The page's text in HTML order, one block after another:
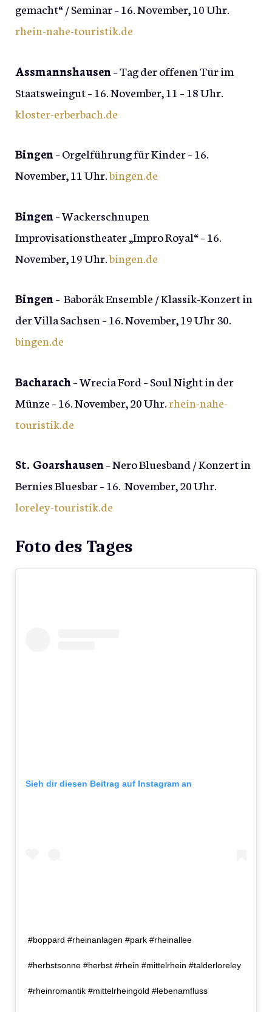
gemacht“ / Seminar – 16. November, 10 Uhr.
rhein-nahe-touristik.de
Assmannshausen– Tag der offenen Tür im
Staatsweingut – 16. November, 11 – 18 Uhr.
kloster-erberbach.de
Bingen– Orgelführung für Kinder – 16.
November, 11 Uhr.bingen.de
Bingen– Wackerschnupen
Improvisationstheater „Impro Royal“ – 16.
November, 19 Uhr.bingen.de
Bingen– Baborák Ensemble / Klassik-Konzert in
der Villa Sachsen – 16. November, 19 Uhr 30.
bingen.de
Bacharach– Wrecia Ford – Soul Night in der
Münze – 16. November, 20 Uhr.rhein-nahe-
touristik.de
St. Goarshausen– Nero Bluesband / Konzert in
Bernies Bluesbar – 16. November, 20 Uhr.
loreley-touristik.de
Foto des Tages
Sieh dir diesen Beitrag auf Instagram an
#boppard #rheinanlagen #park #rheinallee
#herbstsonne #herbst #rhein #mittelrhein #talderloreley
#rheinromantik #mittelrheingold #lebenamfluss